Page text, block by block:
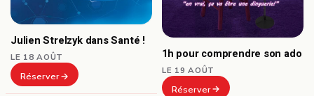
Julien Strelzyk dans Santé !
LE 18 AOÛT
Réserver
1h pour comprendre son ado
LE 19 AOÛT
Réserver